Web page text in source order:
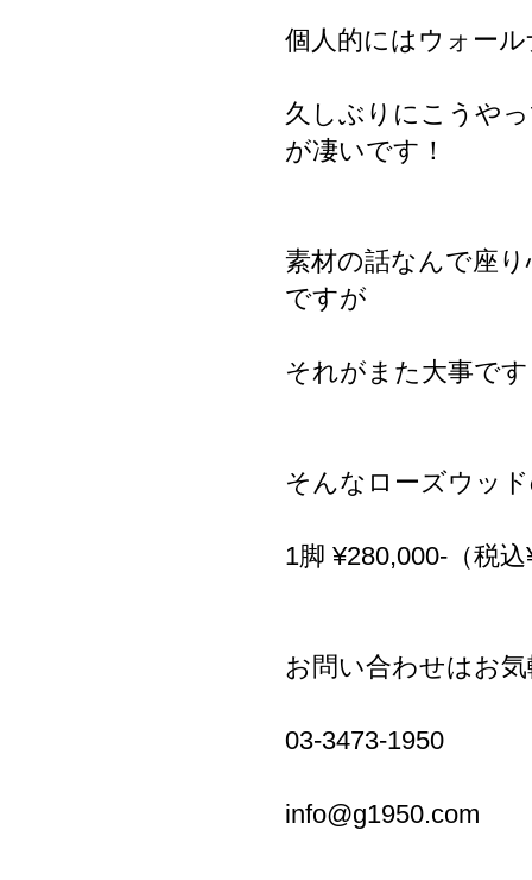
個人的にはウォー
久しぶりにこうや
が凄いです！
素材の話なんで座
ですが
それがまた大事で
そんなローズウッ
1脚 ¥280,000-（税
お問い合わせはお
03-3473-1950
info@g1950.com